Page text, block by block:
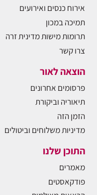
אירוח כנסים ואירועים
תמיכה במכון
תרומות מישות מדינית זרה
צרו קשר
הוצאה לאור
פרסומים אחרונים
תיאוריה וביקורת
הזמן הזה
מדיניות משלוחים וביטולים
התוכן שלנו
מאמרים
פודקאסטים